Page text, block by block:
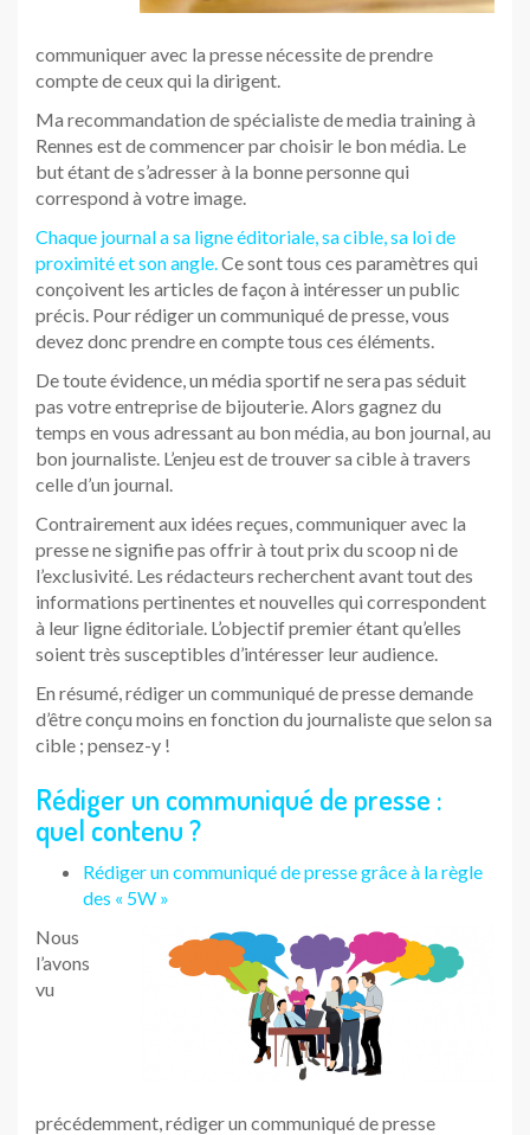
communiquer avec la presse nécessite de prendre
compte de ceux qui la dirigent.
Ma recommandation de spécialiste de media training à
Rennes est de commencer par choisir le bon média. Le
but étant de s’adresser à la bonne personne qui
correspond à votre image.
Chaque journal a sa ligne éditoriale, sa cible, sa loi de
proximité et son angle. Ce sont tous ces paramètres qui
conçoivent les articles de façon à intéresser un public
précis. Pour rédiger un communiqué de presse, vous
devez donc prendre en compte tous ces éléments.
De toute évidence, un média sportif ne sera pas séduit
pas votre entreprise de bijouterie. Alors gagnez du
temps en vous adressant au bon média, au bon journal, au
bon journaliste. L’enjeu est de trouver sa cible à travers
celle d’un journal.
Contrairement aux idées reçues, communiquer avec la
presse ne signifie pas offrir à tout prix du scoop ni de
l’exclusivité. Les rédacteurs recherchent avant tout des
informations pertinentes et nouvelles qui correspondent
à leur ligne éditoriale. L’objectif premier étant qu’elles
soient très susceptibles d’intéresser leur audience.
En résumé, rédiger un communiqué de presse demande
d’être conçu moins en fonction du journaliste que selon sa
cible ; pensez-y !
Rédiger un communiqué de presse :
quel contenu ?
Rédiger un communiqué de presse grâce à la règle
des « 5W »
Nous
l’avons
vu
précédemment, rédiger un communiqué de presse